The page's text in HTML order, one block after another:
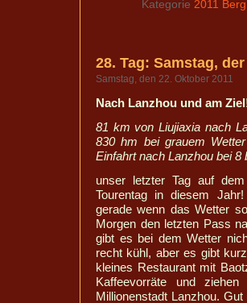
Kategorie 2011
28. Tag: Samstag,
Samstag, den 22. Oktober 2011
Nach Lanzhou und am
81 km von Liujiaxia nach
830 hm bei grauem
Einfahrt nach Lanzhou bei 8
unser letzter Tag auf
Tourentag in diesem
gerade wenn das Wetter
Morgen den letzten Pass
gibt es bei dem Wetter
recht kühl, aber es gibt
kleines Restaurant mit
Kaffeevorräte und
Millionenstadt Lanzhou.